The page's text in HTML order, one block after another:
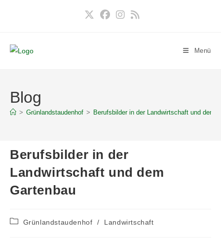
Menü
Blog
> Grünlandstaudenhof > Berufsbilder in der Landwirtschaft und dem
Berufsbilder in der
Landwirtschaft und dem
Gartenbau
Beitrags-
Grünlandstaudenhof / Landwirtschaft